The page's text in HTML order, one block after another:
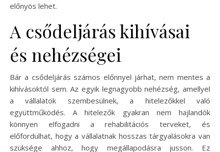
előnyös lehet.
A csődeljárás kihívásai
és nehézségei
Bár a csődeljárás számos előnnyel járhat, nem mentes a
kihívásoktól sem. Az egyik legnagyobb nehézség, amellyel
a vállalatok szembesülnek, a hitelezőkkel való
együttműködés. A hitelezők gyakran nem hajlandók
könnyen elfogadni a rehabilitációs terveket, és
előfordulhat, hogy a vállalatnak hosszas tárgyalásokra van
szüksége ahhoz, hogy megállapodásra jusson. Ez